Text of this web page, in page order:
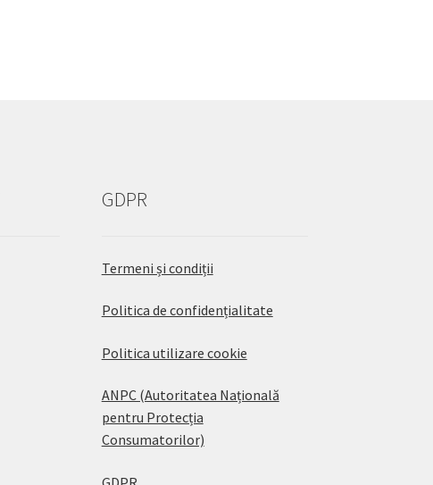
GDPR
Termeni și condiții
Politica de confidențialitate
Politica utilizare cookie
ANPC (Autoritatea Națională
pentru Protecția
Consumatorilor)